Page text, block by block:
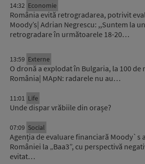
14:32 Economie
România evită retrogradarea, potrivit
Moody’s| Adrian Negrescu: ,,Suntem la
retrogradare în următoarele 18-20…
13:59 Externe
O dronă a explodat în Bulgaria, la 100 de
România| MApN: radarele nu au…
11:01 Life
Unde dispar vrăbiile din orașe?
07:09 Social
Agenția de evaluare financiară Moody`s
României la „Baa3”, cu perspectivă
evitat…